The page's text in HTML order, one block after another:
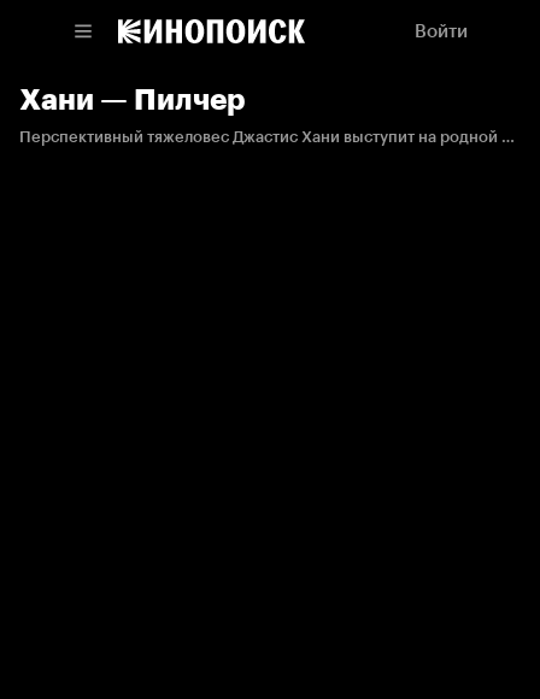
Войти
Хани — Пилчер
Перспективный тяжеловес Джастис Хани выступит на родной земле